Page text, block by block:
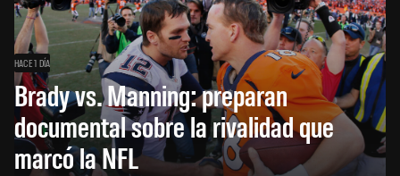
HACE 1 DÍA
Brady vs. Manning: preparan
documental sobre la rivalidad que
marcó la NFL